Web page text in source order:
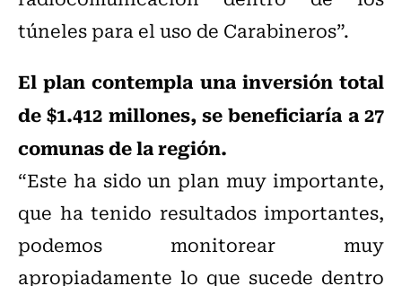
túneles para el uso de Carabineros”.
El plan contempla una inversión total
de $1.412 millones, se beneficiaría a 27
comunas de la región.
“Este ha sido un plan muy importante,
que ha tenido resultados importantes,
podemos monitorear muy
apropiadamente lo que sucede dentro